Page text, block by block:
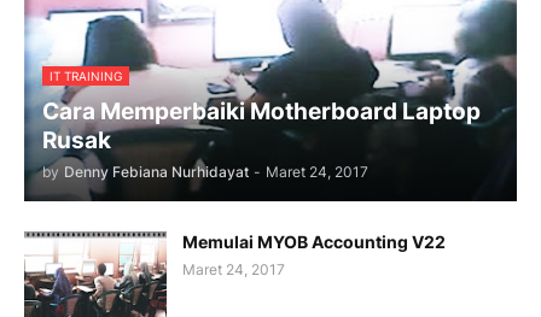
IT TRAINING
Cara Memperbaiki Motherboard Laptop
Rusak
by Denny Febiana Nurhidayat - Maret 24, 2017
Memulai MYOB Accounting V22
Maret 24, 2017